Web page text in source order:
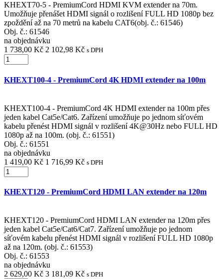
KHEXT70-5 - PremiumCord HDMI KVM extender na 70m.
Umožňuje přenášet HDMI signál o rozlišení FULL HD 1080p bez
zpoždění až na 70 metrů na kabelu CAT6(obj. č.: 61546)
Obj. č.: 61546
na objednávku
1 738,00 Kč 2 102,98 Kč s DPH
KHEXT100-4 - PremiumCord 4K HDMI extender na 100m
KHEXT100-4 - PremiumCord 4K HDMI extender na 100m přes
jeden kabel Cat5e/Cat6. Zařízení umožňuje po jednom síťovém
kabelu přenést HDMI signál v rozlišení 4K@30Hz nebo FULL HD
1080p až na 100m. (obj. č.: 61551)
Obj. č.: 61551
na objednávku
1 419,00 Kč 1 716,99 Kč s DPH
KHEXT120 - PremiumCord HDMI LAN extender na 120m
KHEXT120 - PremiumCord HDMI LAN extender na 120m přes
jeden kabel Cat5e/Cat6/Cat7. Zařízení umožňuje po jednom
síťovém kabelu přenést HDMI signál v rozlišení FULL HD 1080p
až na 120m. (obj. č.: 61553)
Obj. č.: 61553
na objednávku
2 629,00 Kč 3 181,09 Kč s DPH